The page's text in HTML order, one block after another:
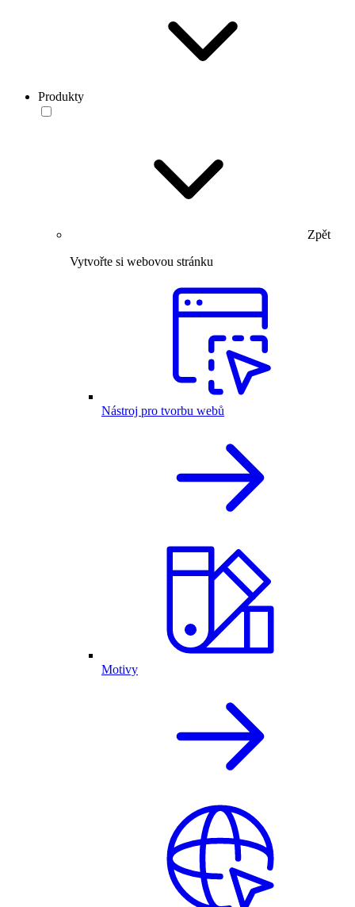
Produkty
Zpět
Vytvořte si webovou stránku
Nástroj pro tvorbu webů
Motivy